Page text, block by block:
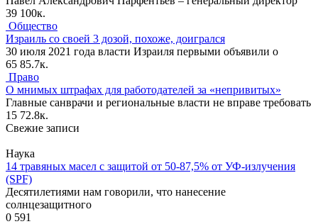
39 100к.
Общество
Израиль со своей 3 дозой, похоже, доигрался
30 июля 2021 года власти Израиля первыми объявили о
65 85.7к.
Право
О мнимых штрафах для работодателей за «непривитых»
Главные санврачи и региональные власти не вправе требовать
15 72.8к.
Свежие записи
Наука
14 травяных масел с защитой от 50-87,5% от УФ-излучения
(SPF)
Десятилетиями нам говорили, что нанесение
солнцезащитного
0 591